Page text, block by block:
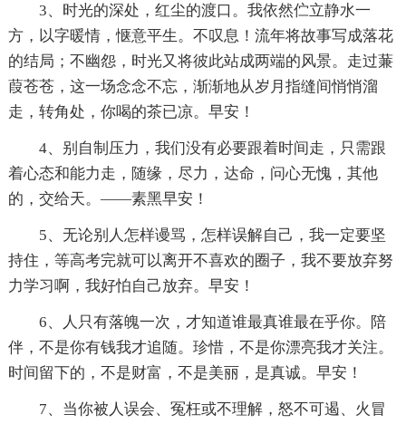
3、时光的深处，红尘的渡口。我依然伫立静水一
方，以字暖情，惬意平生。不叹息！流年将故事写成落花
的结局；不幽怨，时光又将彼此站成两端的风景。走过蒹
葭苍苍，这一场念念不忘，渐渐地从岁月指缝间悄悄溜
走，转角处，你喝的茶已凉。早安！
4、别自制压力，我们没有必要跟着时间走，只需跟
着心态和能力走，随缘，尽力，达命，问心无愧，其他
的，交给天。——素黑早安！
5、无论别人怎样谩骂，怎样误解自己，我一定要坚
持住，等高考完就可以离开不喜欢的圈子，我不要放弃努
力学习啊，我好怕自己放弃。早安！
6、人只有落魄一次，才知道谁最真谁最在乎你。陪
伴，不是你有钱我才追随。珍惜，不是你漂亮我才关注。
时间留下的，不是财富，不是美丽，是真诚。早安！
7、当你被人误会、冤枉或不理解，怒不可遏、火冒